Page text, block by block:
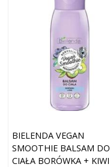
BIELENDA VEGAN
SMOOTHIE BALSAM DO
CIAŁA BORÓWKA + KIWI